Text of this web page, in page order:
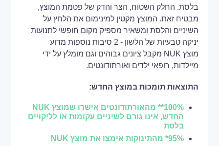
בלסת. החלק השטוח, הצר והדק של פטמת המוצץ,
מבטיח זאת. המוצץ מקטין למינימום את הלחץ על
השיניים והלסת ומשאיר מספיק מקום חופשי לתנועות
יניקה טבעיות של הלשון - 2 סיבות נוספות מדוע
מוצץ NUK מקבל ציונים גבוהים וגם מומלץ על ידי
מיילדות, רופאי ילדים ואורתודונטים.
התוצאות תומכות במוצץ החדש:
100%** מהאורתודונטים אישרו שמוצץ NUK
החדש, אינו גורם לשיניים עקומות או לליקויים
בלסת
95%* מהתינוקות אימצו את מוצץ NUK